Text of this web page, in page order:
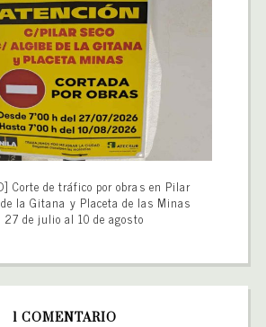
Corte de tráfico por obras en Pilar
de la Gitana y Placeta de las Minas
27 de julio al 10 de agosto
1 COMENTARIO